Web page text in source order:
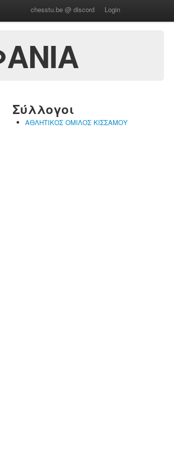
chesstu.be @ discord Login
Σύλλογοι
ΑΘΛΗΤΙΚΟΣ ΟΜΙΛΟΣ ΚΙΣΣΑΜΟΥ